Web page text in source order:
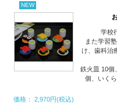
NEW
学校
また学習
け、歯科治
鉄火皿 10個
個、いく
価格： 2,970円(税込)